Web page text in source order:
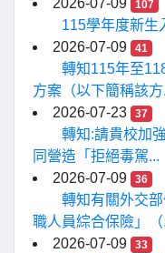
2026-07-09 107
115學年度新生
2026-07-09
41
轉知115年至
方案（以下簡稱該方
2026-07-23
37
轉知:請貴校加
同營造「拒絕毒駕...
2026-07-09
36
轉知有關外交
職人員綜合保險」（
2026-07-09
33